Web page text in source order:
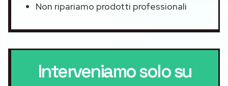
Non ripariamo prodotti professionali
Interveniamo solo su